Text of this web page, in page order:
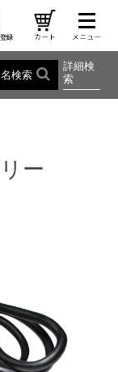
検索
詳細検
索
ー